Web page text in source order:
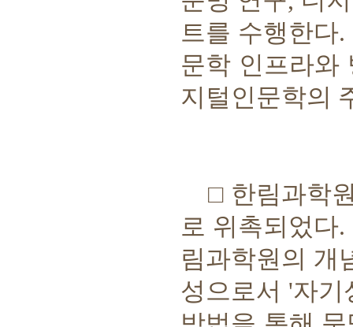
트를 수행한다.
문학 인프라와
지털인문학의
□ 한림과학
로 위촉되었다.
림과학원의 개
성으로서 '자기